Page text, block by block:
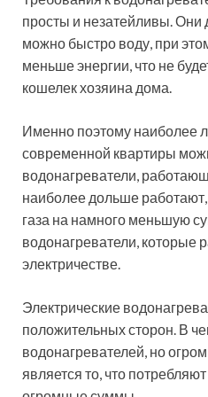
просты и незатейливы. Они
можно быстро воду, при
меньше энергии, что не
кошелек хозяина дома.
Именно поэтому наиболее
современной квартиры
водонагреватели,
наиболее дольше
газа на намного меньшую
водонагреватели, которые
электричестве.
Электрические
положительных сторон. В
водонагревателей, но
является то, что